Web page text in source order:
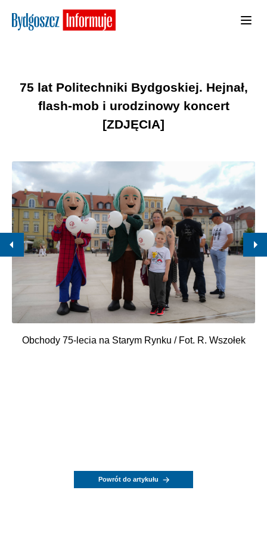
75 lat Politechniki Bydgoskiej. Hejnał,
flash-mob i urodzinowy koncert
[ZDJĘCIA]
Obchody 75-lecia na Starym Rynku / Fot. R. Wszołek
Powrót do artykułu